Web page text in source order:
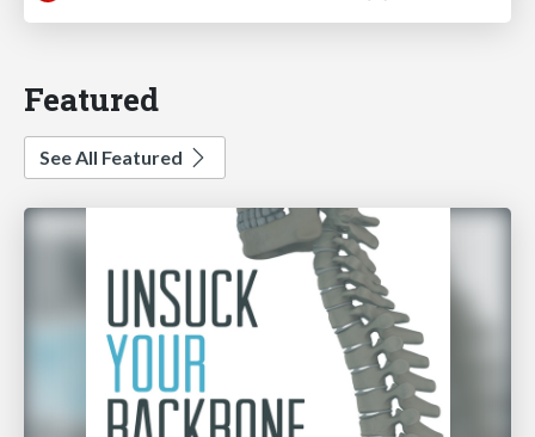
Featured
See All Featured